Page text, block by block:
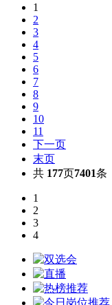
1
2
3
4
5
6
7
8
9
10
11
下一页
末页
共 177页7401条
1
2
3
4